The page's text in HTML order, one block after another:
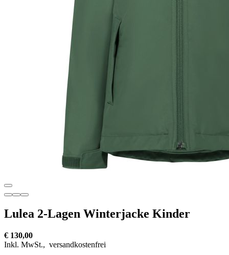
Lulea 2-Lagen Winterjacke Kinder
€ 130,00
Inkl. MwSt., versandkostenfrei